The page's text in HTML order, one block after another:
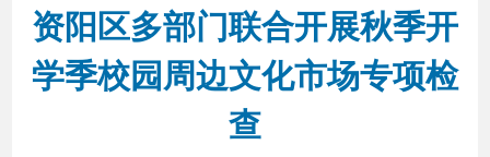
新闻中心 解读回应
资阳区多部门联合开展秋季开
学季校园周边文化市场专项检
查